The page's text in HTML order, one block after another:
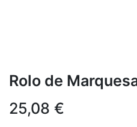
Rolo de
25,08 €